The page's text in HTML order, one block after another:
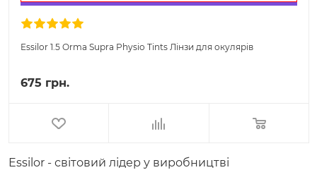
Essilor 1.5 Orma Supra Physio Tints Лінзи для окулярів
675 грн.
Essilor - світовий лідер у виробництві